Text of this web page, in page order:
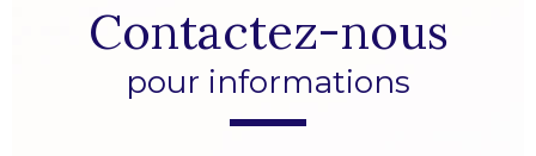
Contactez-nous
pour informations